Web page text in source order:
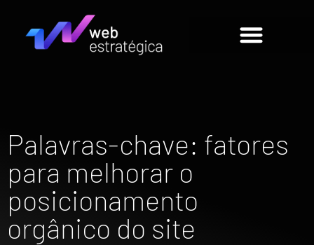
Palavras-chave: fatores
para melhorar o
posicionamento
orgânico do site